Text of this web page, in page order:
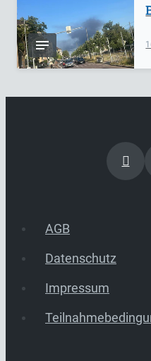
AGB
Datenschutz
Impressum